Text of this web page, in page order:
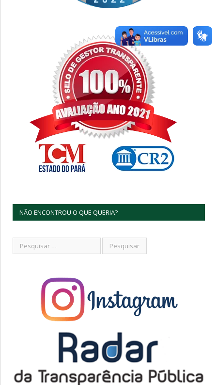
NÃO ENCONTROU O QUE QUERIA?